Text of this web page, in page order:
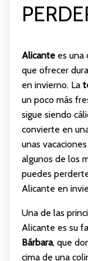
Alicantees una
que ofrecer
en invierno. La
un poco más
sigue siendo
convierte en
unas
algunos de los
puedes
Alicante en
Una de las
Alicante es su
Bárbara, que
cima de una